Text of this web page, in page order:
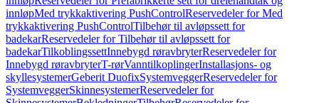
innløpMed trykkaktivering PushControlReservedeler for Med
trykkaktivering PushControlTilbehør til avløpssett for
badekarReservedeler for Tilbehør til avløpssett for
badekarTilkoblingssettInnebygd røravbryterReservedeler for
Innebygd røravbryterT-rørVanntilkoplingerInstallasjons- og
skyllesystemerGeberit DuofixSystemveggerReservedeler for
SystemveggerSkinnesystemerReservedeler for